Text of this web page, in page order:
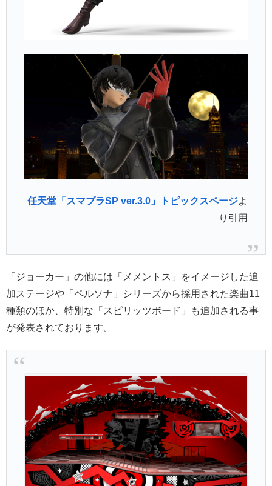
任天堂「スマブラSP ver.3.0」トピックスページよ
り引用
「ジョーカー」の他には「メメントス」をイメージした追
加ステージや「ペルソナ」シリーズから採用された楽曲11
種類のほか、特別な「スピリッツボード」も追加される事
が発表されております。